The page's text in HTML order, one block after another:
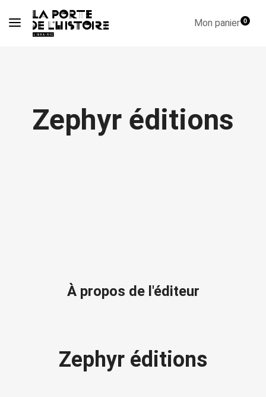
Mon panier0
Zephyr éditions
À propos de l'éditeur
Zephyr éditions